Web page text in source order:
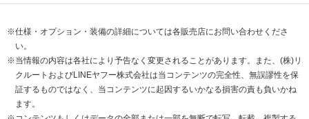
※仕様・オプション・装備の詳細については各販売店にお問い合わせくださ
い。
※当情報の内容は各社により予告なく変更されることがあります。また、(株)リ
クルートおよびLINEヤフー株式会社は当コンテンツの完全性、無誤謬性を保
証するものではなく、当コンテンツに起因するいかなる損害の責も負いかね
ます。